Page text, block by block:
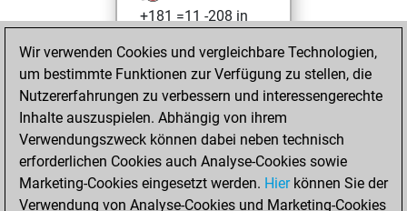
+181 =11 -208 in
Montag, August
12, 2024
You achieved a
BeautyScore of 5
Fritz
You
Wir verwenden Cookies und vergleichbare Technologien,
um bestimmte Funktionen zur Verfügung zu stellen, die
Nutzererfahrungen zu verbessern und interessengerechte
Inhalte auszuspielen. Abhängig von ihrem
Verwendungszweck können dabei neben technisch
erforderlichen Cookies auch Analyse-Cookies sowie
Marketing-Cookies eingesetzt werden. Hierkönnen Sie der
Verwendung von Analyse-Cookies und Marketing-Cookies